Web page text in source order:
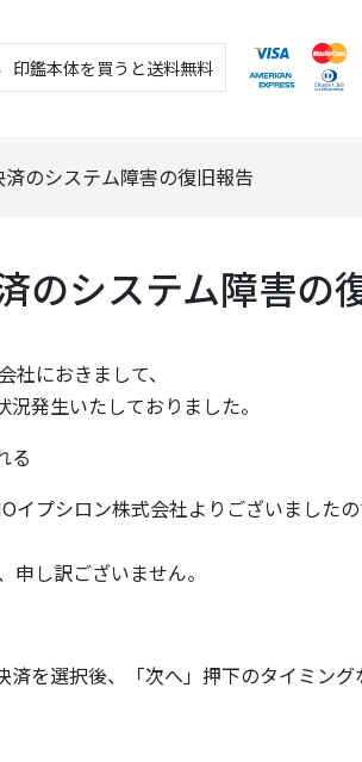
印鑑本体を買うと送料無料
のシステム障害の復旧報告
のシステム障害の
におきまして、
発生いたしておりました。
る
イプシロン株式会社よりございました
し訳ございません。
を選択後、「次へ」押下のタイミング